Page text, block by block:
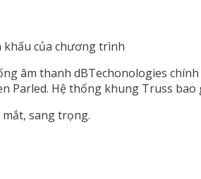
khấu của chương trình
âm thanh dBTechonologies
Parled. Hệ thống khung Truss
sang trọng.